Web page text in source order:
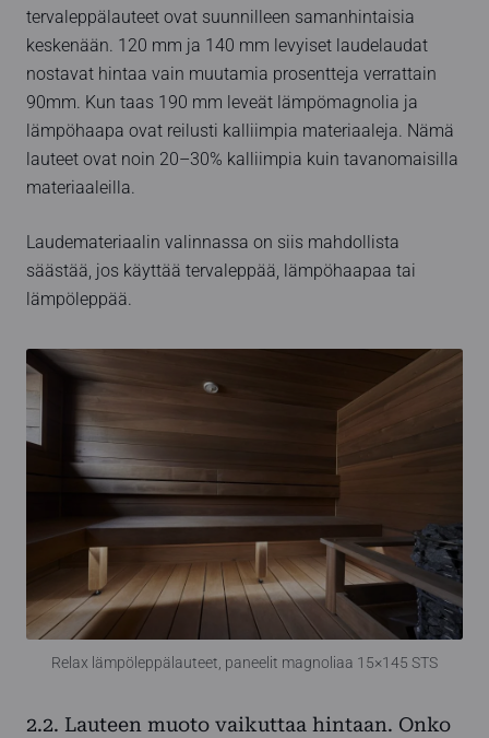
tervaleppälauteet ovat suunnilleen samanhintaisia
keskenään. 120 mm ja 140 mm levyiset laudelaudat
nostavat hintaa vain muutamia prosentteja verrattain
90mm. Kun taas 190 mm leveät lämpömagnolia ja
lämpöhaapa ovat reilusti kalliimpia materiaaleja. Nämä
lauteet ovat noin 20–30% kalliimpia kuin tavanomaisilla
materiaaleilla.
Laudemateriaalin valinnassa on siis mahdollista
säästää, jos käyttää tervaleppää, lämpöhaapaa tai
lämpöleppää.
Relax lämpöleppälauteet, paneelit magnoliaa 15×145 STS
2.2. Lauteen muoto vaikuttaa hintaan. Onko